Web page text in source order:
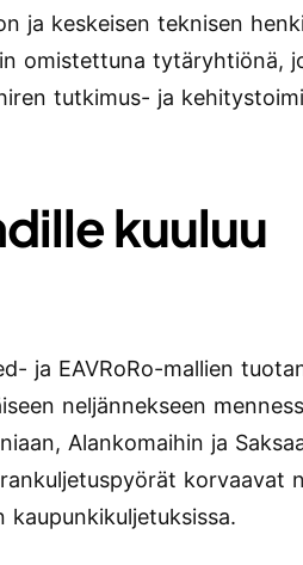
ja keskeisen teknisen
omistettuna tytäryhtiönä,
tutkimus- ja
kuuluu
ja EAVRoRo-mallien
neljännekseen
Alankomaihin ja
korvaavat